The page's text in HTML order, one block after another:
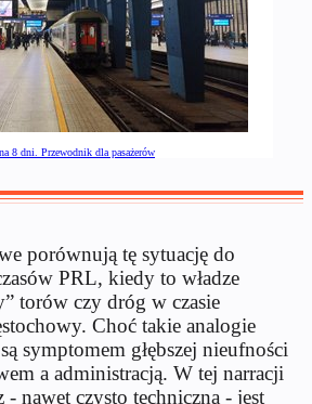
8 dni. Przewodnik dla pasażerów
porównują tę sytuację do
PRL, kiedy to władze
torów czy dróg w czasie
Choć takie analogie
symptomem głębszej nieufności
a administracją. W tej narracji
- nawet czysto techniczna - jest